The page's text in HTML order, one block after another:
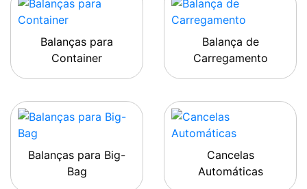
Balanças para
Container
Balança de
Carregamento
Balanças para Big-
Bag
Cancelas
Automáticas